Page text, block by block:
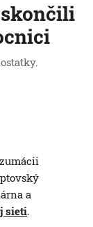
a
sieti.